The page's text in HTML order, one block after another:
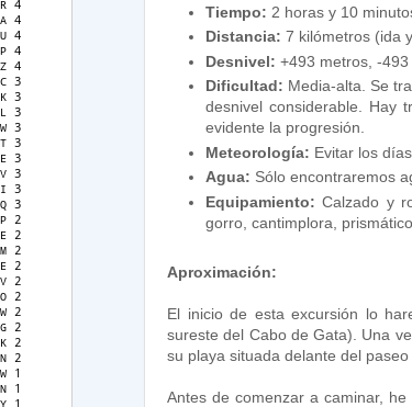
Tiempo: 2 horas y 10
Distancia: 7 kilómetros (ida
Desnivel: +493 metros, -
Dificultad: Media-alta. Se
desnivel considerable. Hay
evidente la progresión.
Meteorología: Evitar los
Agua: Sólo encontraremos
Equipamiento: Calzado y
gorro, cantimplora,
Aproximación:
El inicio de esta excursión lo
sureste del Cabo de Gata). Una
su playa situada delante del
Antes de comenzar a caminar,